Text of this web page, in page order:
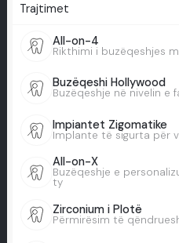
Trajtimet
All-on-4
Rikthimi i buzëqeshjes
Buzëqeshi Hollywood
Buzëqeshje në nivelin e
Impiantet Zigomatike
Implante të sigurta për
All-on-X
Buzëqeshje e
ty
Zirconium i Plotë
Përmirësim të